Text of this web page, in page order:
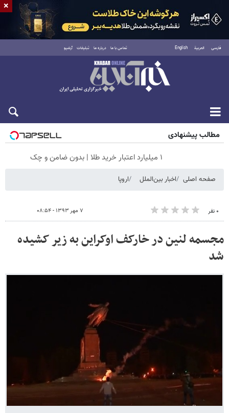
فارسی العربية English تماس با ما درباره ما تبلیغات آرشیو
جمعه ۱۶ مرداد ۱۴۰۵
مطالب پیشنهادی
۱ میلیارد اعتبار خرید طلا | بدون ضامن و چک
صفحه اصلی اخبار بین‌الملل اروپا
۰ نفر ۷ مهر ۱۳۹۳ - ۰۸:۵۴
مجسمه لنین در خارکف اوکراین به زیر کشیده
شد
×